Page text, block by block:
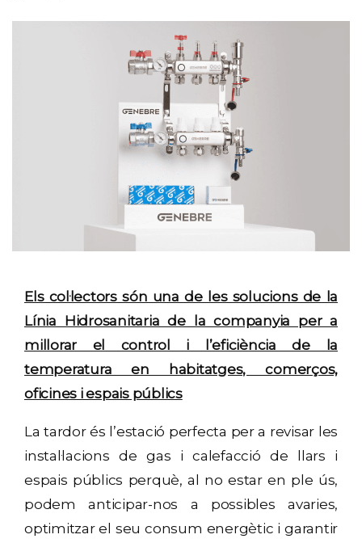
Els col·lectors són una de les solucions de la
Línia Hidrosanitaria de la companyia per a
millorar el control i l’eficiència de la
temperatura en habitatges, comerços,
oficines i espais públics
La tardor és l’estació perfecta per a revisar les
instal·lacions de gas i calefacció de llars i
espais públics perquè, al no estar en ple ús,
podem anticipar-nos a possibles avaries,
optimitzar el seu consum energètic i garantir